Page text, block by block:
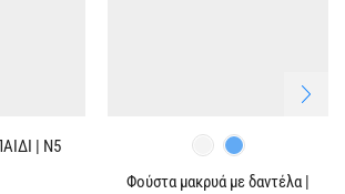
| Ν5
Φούστα μακρυά με δαντέλα |